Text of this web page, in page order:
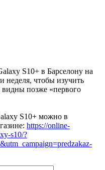
S10+ в Барселону на
неделя, чтобы изучить
позже «первого
S10+ можно в
https://online-
s10/?